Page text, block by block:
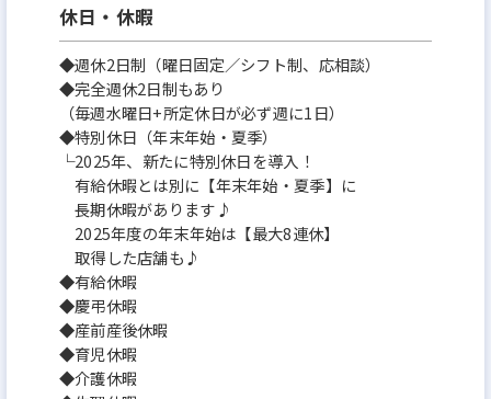
休日・休暇
◆週休2日制（曜日固定／シフト制、応相談）
◆完全週休2日制もあり
（毎週水曜日+所定休日が必ず週に1日）
◆特別休日（年末年始・夏季）
└2025年、新たに特別休日を導入！
有給休暇とは別に【年末年始・夏季】に
長期休暇があります♪
2025年度の年末年始は【最大8連休】
取得した店舗も♪
◆有給休暇
◆慶弔休暇
◆産前産後休暇
◆育児休暇
◆介護休暇